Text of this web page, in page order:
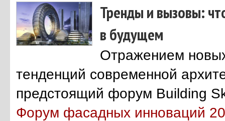
Тренды и вызовы:
в будущем
Отражением
тенденций современной
предстоящий форум Building
Форум фасадных инноваций